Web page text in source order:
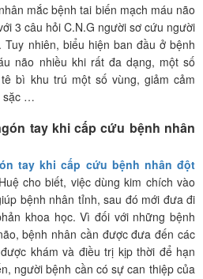
mắc bệnh tai biến mạch máu não
3 câu hỏi C.N.G người sơ cứu người
nhiên, biểu hiện ban đầu ở bệnh
não nhiều khi rất đa dạng, một số
bì khu trú một số vùng, giảm cảm
sặc …
tay khi cấp cứu bệnh nhân
tay khi cấp cứu bệnh nhân đột
cho biết, việc dùng kim chích vào
bệnh nhân tỉnh, sau đó mới đưa đi
khoa học. Vì đối với những bệnh
bệnh nhân cần được đưa đến các
khám và điều trị kịp thời để hạn
người bệnh cần có sự can thiệp của